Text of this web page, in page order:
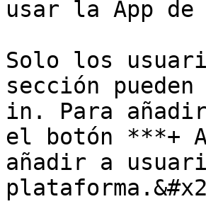
usar la App de
Solo los
sección
in. Para
el botón ***+
añadir a